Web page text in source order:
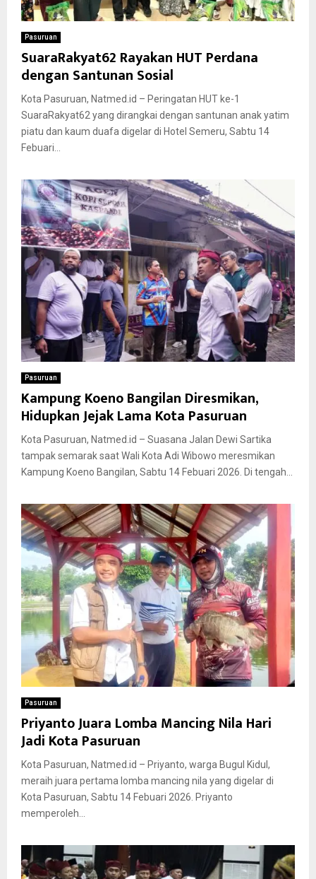
Pasuruan
SuaraRakyat62 Rayakan HUT Perdana
dengan Santunan Sosial
Kota Pasuruan, Natmed.id – Peringatan HUT ke-1
SuaraRakyat62 yang dirangkai dengan santunan anak yatim
piatu dan kaum duafa digelar di Hotel Semeru, Sabtu 14
Febuari...
Pasuruan
Kampung Koeno Bangilan Diresmikan,
Hidupkan Jejak Lama Kota Pasuruan
Kota Pasuruan, Natmed.id – Suasana Jalan Dewi Sartika
tampak semarak saat Wali Kota Adi Wibowo meresmikan
Kampung Koeno Bangilan, Sabtu 14 Febuari 2026. Di tengah...
Pasuruan
Priyanto Juara Lomba Mancing Nila Hari
Jadi Kota Pasuruan
Kota Pasuruan, Natmed.id – Priyanto, warga Bugul Kidul,
meraih juara pertama lomba mancing nila yang digelar di
Kota Pasuruan, Sabtu 14 Febuari 2026. Priyanto
memperoleh...